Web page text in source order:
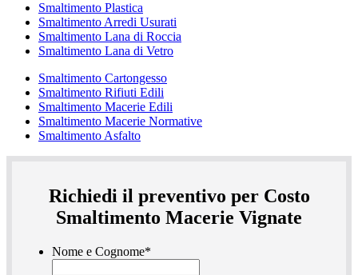
Smaltimento Plastica
Smaltimento Arredi Usurati
Smaltimento Lana di Roccia
Smaltimento Lana di Vetro
Smaltimento Cartongesso
Smaltimento Rifiuti Edili
Smaltimento Macerie Edili
Smaltimento Macerie Normative
Smaltimento Asfalto
Richiedi il preventivo per Costo
Smaltimento Macerie Vignate
Nome e Cognome*